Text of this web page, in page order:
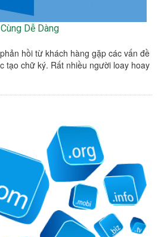
Dễ Dàng
hồi từ khách hàng gặp các vấn đề
tạo chữ ký. Rất nhiều người loay hoay